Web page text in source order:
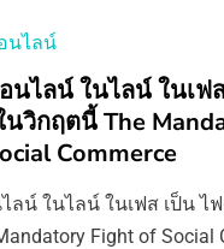
นไลน์ ในไลน์ ในเฟ
วิกฤตนี้ The
Commerce
ลน์ ในไลน์ ในเฟส เป็น ไ
Fight of Social